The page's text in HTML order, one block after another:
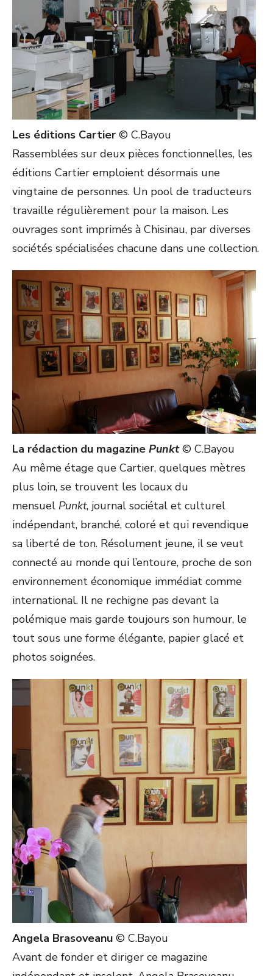
Les éditions Cartier © C.Bayou
Rassemblées sur deux pièces fonctionnelles, les
éditions Cartier emploient désormais une
vingtaine de personnes. Un pool de traducteurs
travaille régulièrement pour la maison. Les
ouvrages sont imprimés à Chisinau, par diverses
sociétés spécialisées chacune dans une collection.
La rédaction du magazine Punkt© C.Bayou
Au même étage que Cartier, quelques mètres
plus loin, se trouvent les locaux du
mensuel Punkt, journal sociétal et culturel
indépendant, branché, coloré et qui revendique
sa liberté de ton. Résolument jeune, il se veut
connecté au monde qui l’entoure, proche de son
environnement économique immédiat comme
international. Il ne rechigne pas devant la
polémique mais garde toujours son humour, le
tout sous une forme élégante, papier glacé et
photos soignées.
Angela Brasoveanu © C.Bayou
Avant de fonder et diriger ce magazine